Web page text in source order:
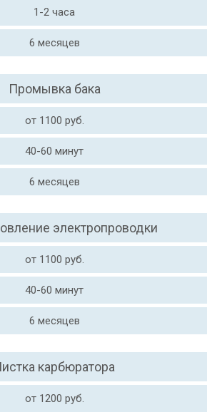
1-2 часа
6 месяцев
Промывка бака
от 1100 руб.
40-60 минут
6 месяцев
электропроводки
от 1100 руб.
40-60 минут
6 месяцев
карбюратора
от 1200 руб.